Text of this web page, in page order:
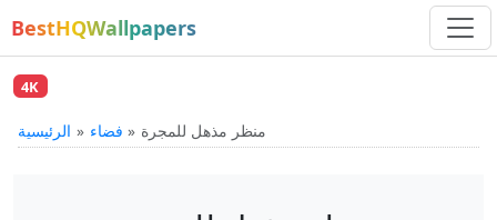
BestHQWallpapers
4K
الرئيسية فضاء منظر مذهل للمجرة